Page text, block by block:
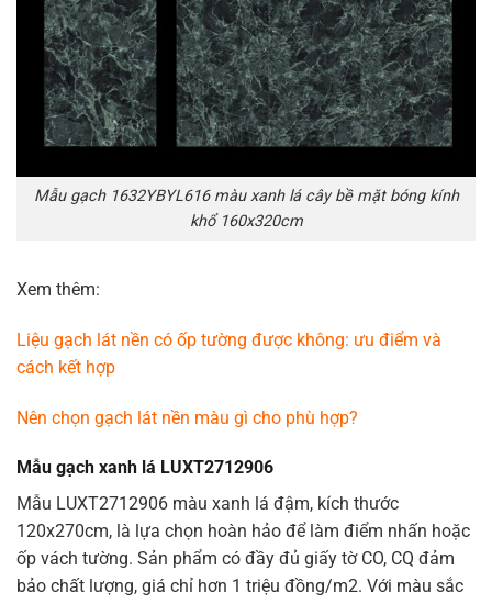
Mẫu gạch 1632YBYL616 màu xanh lá cây bề mặt bóng kính
khổ 160x320cm
Xem thêm:
Liệu gạch lát nền có ốp tường được không: ưu điểm và
cách kết hợp
Nên chọn gạch lát nền màu gì cho phù hợp?
Mẫu gạch xanh lá LUXT2712906
Mẫu LUXT2712906 màu xanh lá đậm, kích thước
120x270cm, là lựa chọn hoàn hảo để làm điểm nhấn hoặc
ốp vách tường. Sản phẩm có đầy đủ giấy tờ CO, CQ đảm
bảo chất lượng, giá chỉ hơn 1 triệu đồng/m2. Với màu sắc